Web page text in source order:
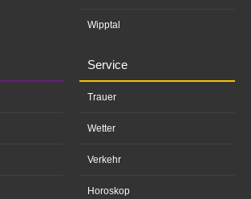
Wipptal
Service
Trauer
Wetter
Verkehr
Horoskop